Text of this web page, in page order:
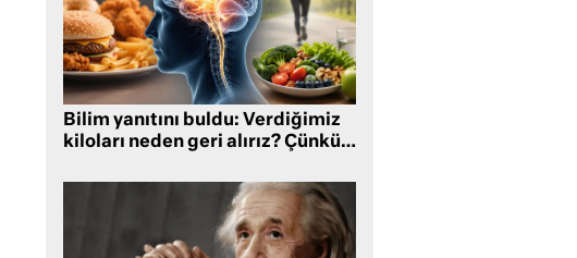
Bilim yanıtını buldu: Verdiğimiz
kiloları neden geri alırız? Çünkü…